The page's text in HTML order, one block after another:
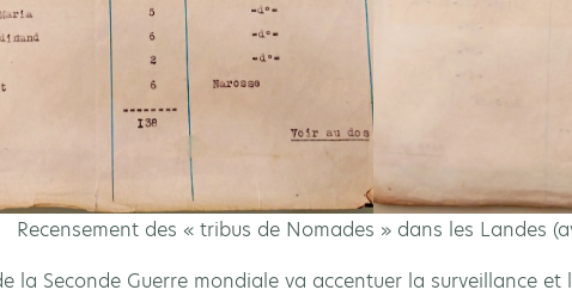
Recensement des « tribus de Nomades » dans les Landes
la Seconde Guerre mondiale va accentuer la surveillance